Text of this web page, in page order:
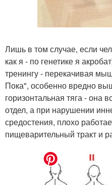
Лишь в том случае, если
как я - по генетике я
тренингу - перекачивая
Пока", особенно вредно
горизонтальная тяга - она
отдел, а при нарушении
средостения, плохо
пищеварительный тракт и